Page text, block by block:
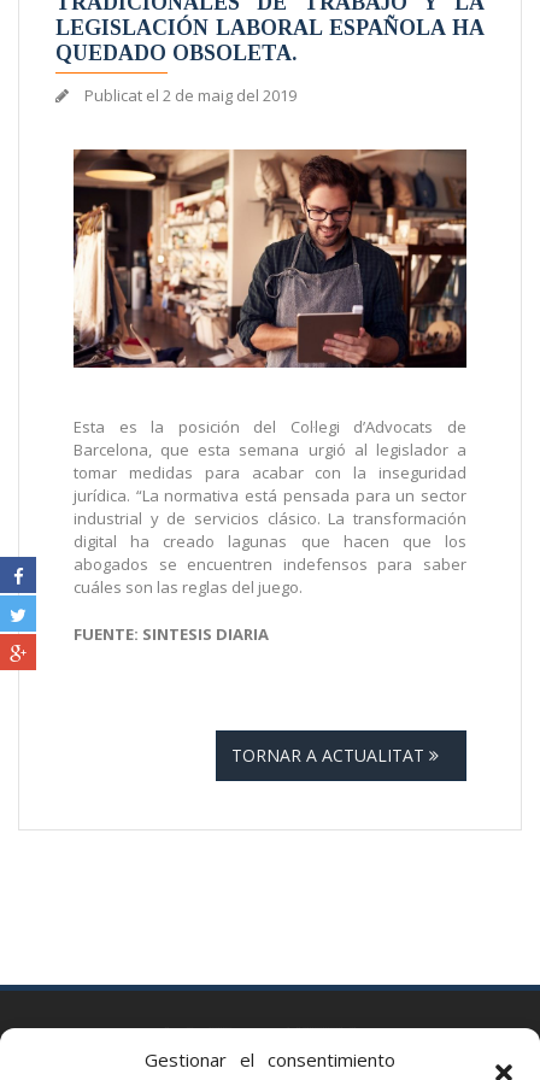
Gestionar el consentimiento
LEGISLACIÓN LABORAL ESPAÑOLA HA
QUEDADO OBSOLETA.
Publicat el 2 de maig del 2019
Esta es la posición del Col·legi d’Advocats de
Barcelona, que esta semana urgió al legislador a
tomar medidas para acabar con la inseguridad
jurídica. “La normativa está pensada para un sector
industrial y de servicios clásico. La transformación
digital ha creado lagunas que hacen que los
abogados se encuentren indefensos para saber
cuáles son las reglas del juego.
FUENTE: SINTESIS DIARIA
TORNAR A ACTUALITAT
Via Augusta 2 bis, 3º, 08006 Barcelona